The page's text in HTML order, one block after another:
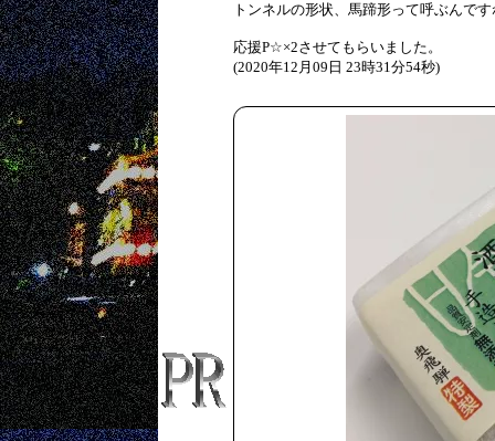
トンネルの形状、馬蹄形って呼ぶんで
応援P☆×2させてもらいました。
(2020年12月09日 23時31分54秒)